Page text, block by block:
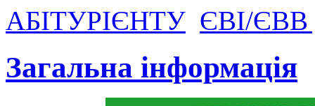
АБІТУРІЄНТУ ЄВІ/ЄВВ
Загальна інформація